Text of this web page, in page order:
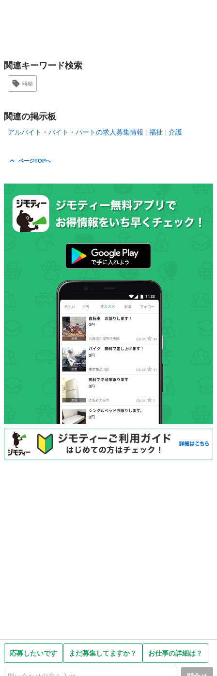
応募したいです まだ募集してますか？ お仕事の詳細は？
関連キーワード検索
時給
関連の掲示板
アルバイト・バイト・パートの求人募集情報 福祉 介護
ページTOPへ